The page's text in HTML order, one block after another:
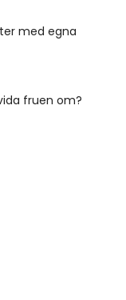
med egna
fruen om?